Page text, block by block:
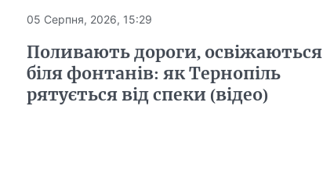
05 Серпня, 2026, 15:29
Поливають дороги, освіжаються
біля фонтанів: як Тернопіль
рятується від спеки (відео)